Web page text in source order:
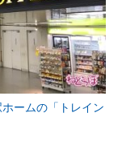
ームの「トレイン